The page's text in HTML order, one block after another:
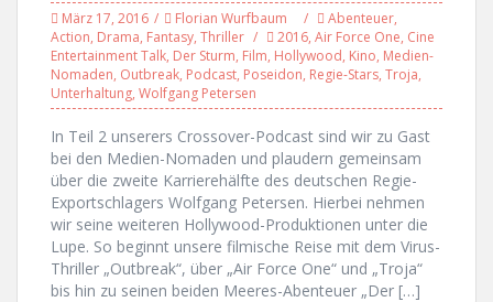
März 17, 2016 Florian Wurfbaum Abenteuer,
Action, Drama, Fantasy, Thriller 2016, Air Force One, Cine
Entertainment Talk, Der Sturm, Film, Hollywood, Kino, Medien-
Nomaden, Outbreak, Podcast, Poseidon, Regie-Stars, Troja,
Unterhaltung, Wolfgang Petersen
In Teil 2 unserers Crossover-Podcast sind wir zu Gast
bei den Medien-Nomaden und plaudern gemeinsam
über die zweite Karrierehälfte des deutschen Regie-
Exportschlagers Wolfgang Petersen. Hierbei nehmen
wir seine weiteren Hollywood-Produktionen unter die
Lupe. So beginnt unsere filmische Reise mit dem Virus-
Thriller „Outbreak“, über „Air Force One“ und „Troja“
bis hin zu seinen beiden Meeres-Abenteuer „Der […]